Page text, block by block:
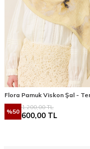
%50
1.200,00TL
600,00 TL